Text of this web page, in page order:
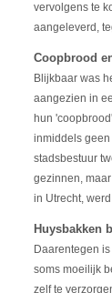
vervolgens te
aangeleverd,
Coopbrood
Blijkbaar was
aangezien in
hun
inmiddels
stadsbestuur
gezinnen,
in Utrecht,
Huysbakken
Daarentegen
soms moeilijk
zelf te